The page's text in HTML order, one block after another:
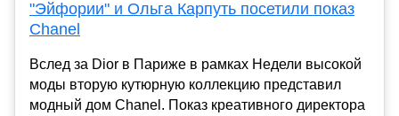
"Эйфории" и Ольга Карпуть посетили показ
Chanel
Вслед за Dior в Париже в рамках Недели высокой
моды вторую кутюрную коллекцию представил
модный дом Chanel. Показ креативного директора